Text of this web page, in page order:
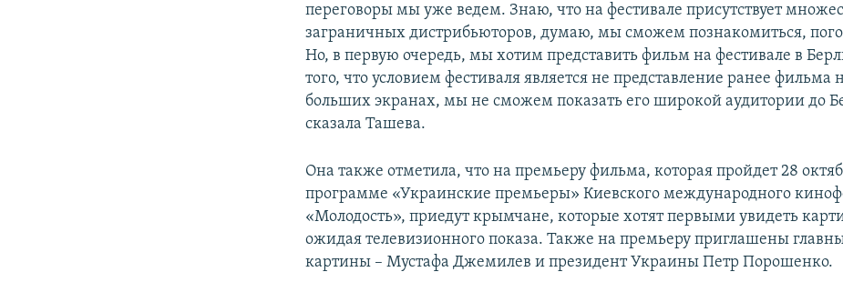
переговоры мы уже ведем. Знаю, что на фестивале присутствует
заграничных дистрибьюторов, думаю, мы сможем познакомиться,
Но, в первую очередь, мы хотим представить фильм на фестивале в
того, что условием фестиваля является не представление ранее фильма
больших экранах, мы не сможем показать его широкой аудитории до
сказала Ташева.
Она также отметила, что на премьеру фильма, которая пройдет 28
программе «Украинские премьеры» Киевского международного
«Молодость», приедут крымчане, которые хотят первыми увидеть
ожидая телевизионного показа. Также на премьеру приглашены
картины – Мустафа Джемилев и президент Украины Петр Порошенко.